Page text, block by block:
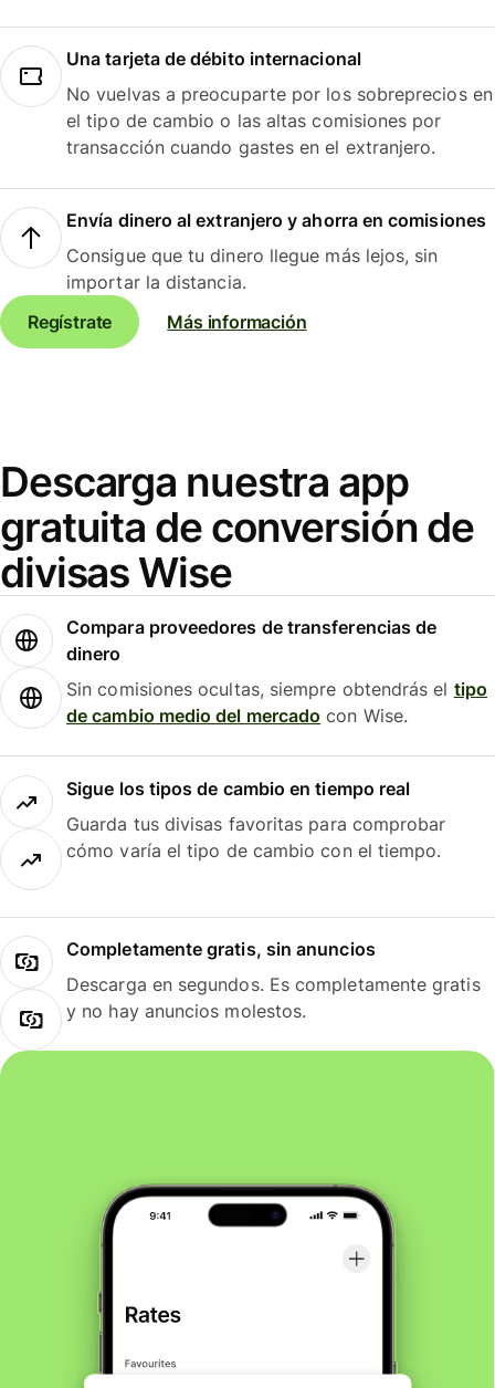
Una tarjeta de débito internacional
No vuelvas a preocuparte por los sobreprecios en
el tipo de cambio o las altas comisiones por
transacción cuando gastes en el extranjero.
Envía dinero al extranjero y ahorra en comisiones
Consigue que tu dinero llegue más lejos, sin
importar la distancia.
Regístrate
Más información
Descarga nuestra app
gratuita de conversión de
divisas Wise
Compara proveedores de transferencias de
dinero
Sin comisiones ocultas, siempre obtendrás el tipo
de cambio medio del mercado con Wise.
Sigue los tipos de cambio en tiempo real
Guarda tus divisas favoritas para comprobar
cómo varía el tipo de cambio con el tiempo.
Completamente gratis, sin anuncios
Descarga en segundos. Es completamente gratis
y no hay anuncios molestos.